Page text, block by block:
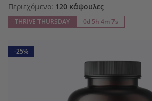
Περιεχόμενο: 120 κάψουλες
THRIVE THURSDAY 0d 5h 4m 5s
-25%